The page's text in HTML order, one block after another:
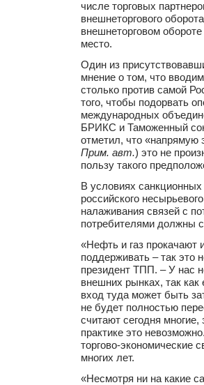
числе торговых
внешнеторгового
внешнеторговом
место.
Один из
мнение о том, что
столько против самой
того, чтобы подорвать
международных
БРИКС и Таможенный
отметил, что «напрямую
Прим. авт.) это не
пользу такого
В условиях санкционных
российского
налаживания связей с
потребителями должны
«Нефть и газ прокачают
поддерживать – так это
президент ТПП. – У нас
внешних рынках, так
вход туда может быть
не будет полностью
считают сегодня
практике это
торгово-экономические
многих лет.
«Несмотря ни на какие